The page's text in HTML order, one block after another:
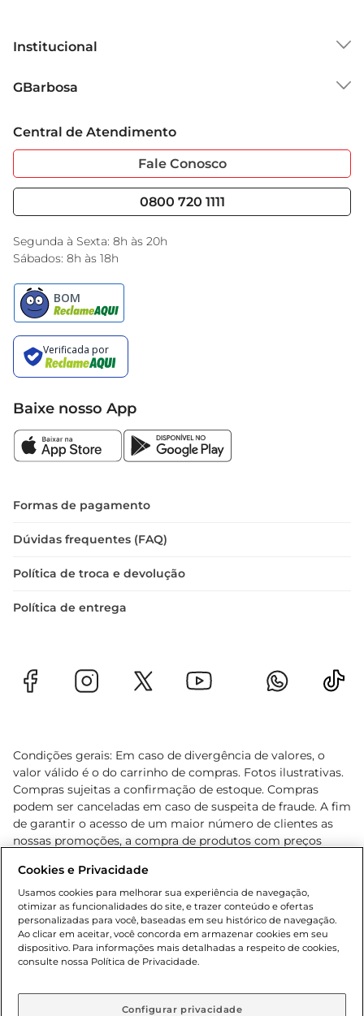
Institucional
Grupo Cencosud
Sobre Privacidade
Portal do Fornecedo
Nossas Lojas
GBarbosa
Garantia Estendida
Serviços
Black Friday
Encarte do Dia
Central de Atendimento
Fale Conosco
0800 720 1111
Segunda à Sexta: 8h às 20h
Sábados: 8h às 18h
Baixe nosso App
Formas de pagamento
Dúvidas frequentes (FAQ)
Política de troca e devolução
Política de entrega
Condições gerais: Em caso de divergência de valores, o
valor válido é o do carrinho de compras. Fotos ilustrativas.
Compras sujeitas a confirmação de estoque. Compras
podem ser canceladas em caso de suspeita de fraude. A fim
de garantir o acesso de um maior número de clientes as
nossas promoções, a compra de produtos com preços
cliente. Os preços, ofertas e condições são exclusivos para
o e-commerce e válidos durante o dia de hoje, podendo
sofrer alterações sem prévia notificação. Proibida a venda
de bebidas alcoólicas para menores de 18 anos, conforme
Lei n.º 8069/90, art. 81, inciso II (Estatuto da Criança e do
Adolescente). Preços e condições exclusivos para o
aviso prévio. O valor mínimo para as compras on-line é de
Cookies e Privacidade
Usamos cookies para melhorar sua experiência de navegação,
otimizar as funcionalidades do site, e trazer conteúdo e ofertas
personalizadas para você, baseadas em seu histórico de navegação.
Ao clicar em aceitar, você concorda em armazenar cookies em seu
dispositivo. Para informações mais detalhadas a respeito de cookies,
consulte nossa Política de Privacidade.
Configurar privacidade